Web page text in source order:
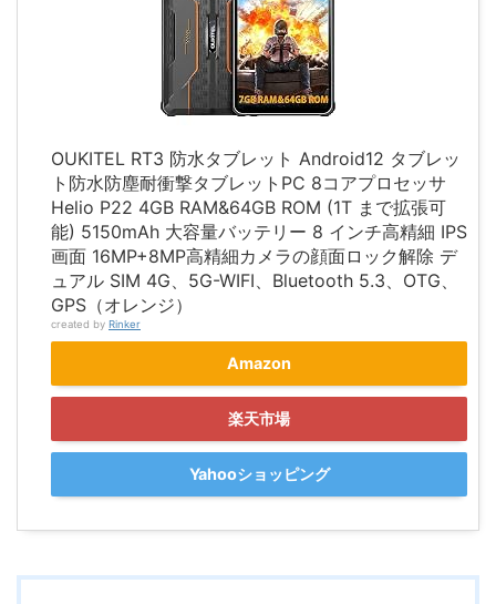
OUKITEL RT3 防水タブレット Android12 タブレッ
ト防水防塵耐衝撃タブレットPC 8コアプロセッサ
Helio P22 4GB RAM&64GB ROM (1T まで拡張可
能) 5150mAh 大容量バッテリー 8 インチ高精細 IPS
画面 16MP+8MP高精細カメラの顔面ロック解除 デ
ュアル SIM 4G、5G-WIFI、Bluetooth 5.3、OTG、
GPS（オレンジ）
created by Rinker
Amazon
楽天市場
Yahooショッピング